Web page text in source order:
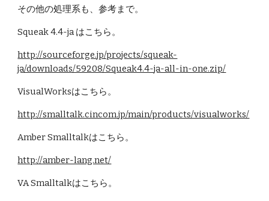
その他の処理系も、参考まで。
Squeak 4.4-ja はこちら。
http://sourceforge.jp/projects/squeak-
ja/downloads/59208/Squeak4.4-ja-all-in-one.zip/
VisualWorksはこちら。
http://smalltalk.cincom.jp/main/products/visualworks/
Amber Smalltalkはこちら。
http://amber-lang.net/
VA Smalltalkはこちら。